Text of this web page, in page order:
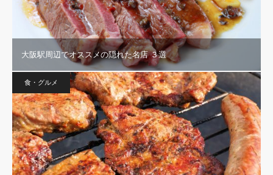
大阪駅周辺でオススメの隠れた名店 ３選
食・グルメ